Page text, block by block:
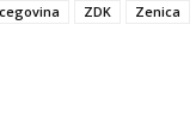
ZDK Zenica